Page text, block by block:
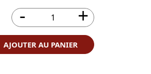
AJOUTER AU PANIER